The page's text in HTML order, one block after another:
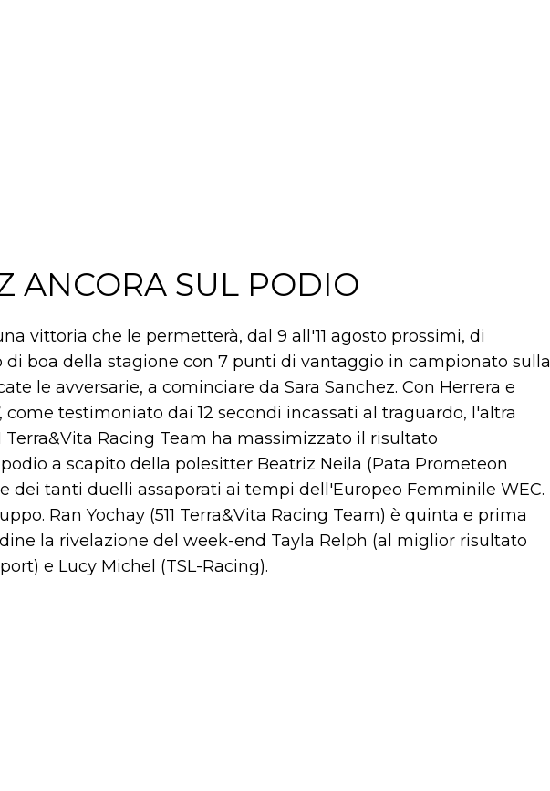
ANCORA SUL PODIO
vittoria che le permetterà, dal 9 all'11 agosto prossimi, di
di boa della stagione con 7 punti di vantaggio in campionato sulla
le avversarie, a cominciare da Sara Sanchez. Con Herrera e
, come testimoniato dai 12 secondi incassati al traguardo, l'altra
Terra&Vita Racing Team ha massimizzato il risultato
a scapito della polesitter Beatriz Neila (Pata Prometeon
dei tanti duelli assaporati ai tempi dell'Europeo Femminile WEC.
Ran Yochay (511 Terra&Vita Racing Team) è quinta e prima
la rivelazione del week-end Tayla Relph (al miglior risultato
e Lucy Michel (TSL-Racing).